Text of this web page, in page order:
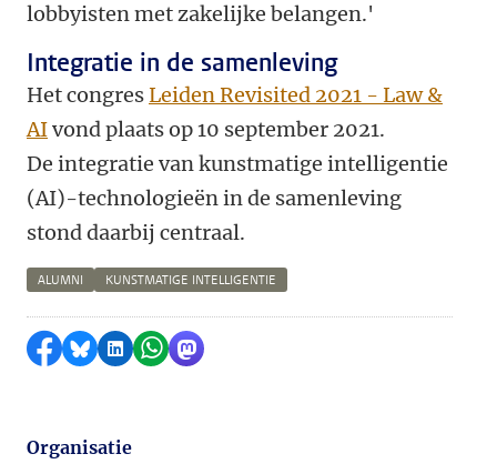
lobbyisten met zakelijke belangen.'
Integratie in de samenleving
Het congresLeiden Revisited 2021 - Law &
AIvond plaats op 10 september 2021.
De integratie van kunstmatige intelligentie
(AI)-technologieën in de samenleving
stond daarbij centraal.
ALUMNI KUNSTMATIGE INTELLIGENTIE
Delen op Facebook
Delen via Bluesky
Delen op LinkedIn
Delen via WhatsApp
Delen via Mastodon
Organisatie